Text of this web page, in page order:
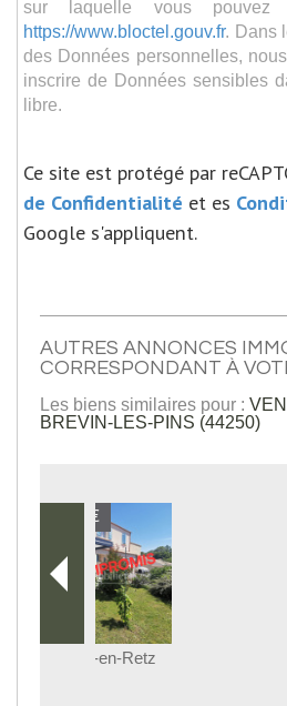
sur laquelle vous
https://www.bloctel.gouv.fr. Dans
des Données personnelles,
inscrire de Données sensibles
libre.
Ce site est protégé par
de Confidentialité et es
Google s'appliquent.
AUTRES ANNONCES
CORRESPONDANT À
Les biens similaires pour :
BREVIN-LES-PINS (44250)